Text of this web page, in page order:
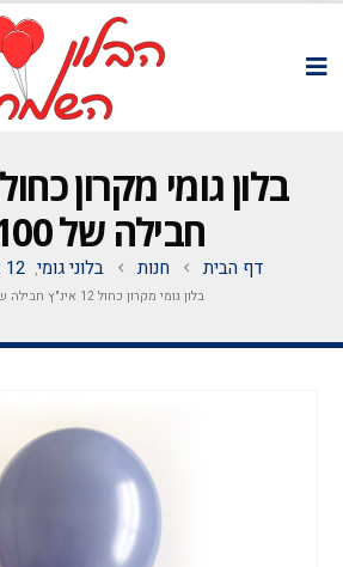
חבילה של 100 יח'
דף הבית חנות בלוני גומי, 12 אינץ' מקרון
בלון גומי מקרון כחול 12 אינ"ץ חבילה של 100 יח'